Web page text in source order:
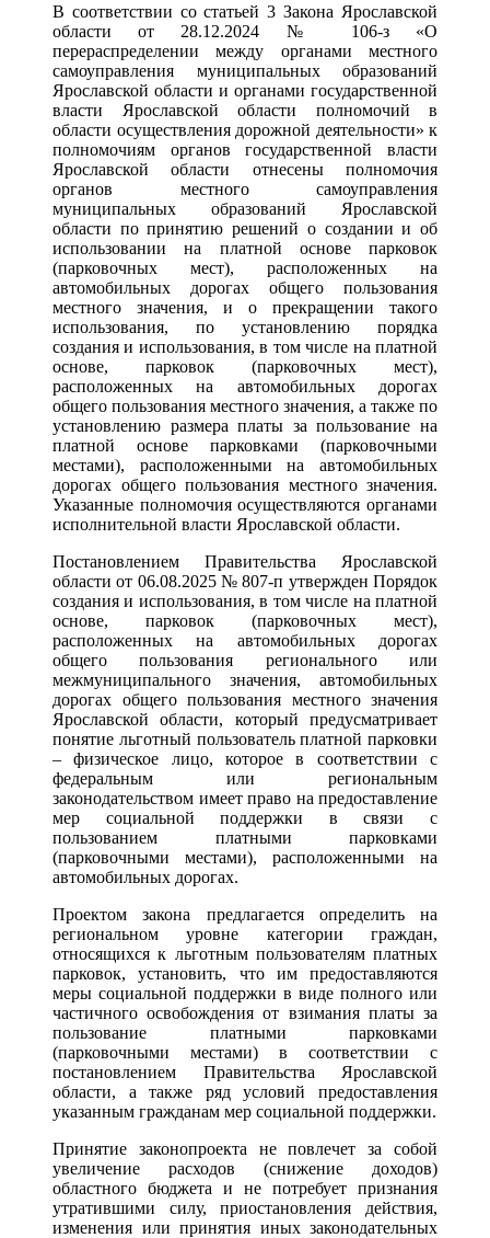
В соответствии со статьей 3 Закона Ярославской
области от 28.12.2024 № 106-з «О
перераспределении между органами местного
самоуправления муниципальных образований
Ярославской области и органами государственной
власти Ярославской области полномочий в
области осуществления дорожной деятельности» к
полномочиям органов государственной власти
Ярославской области отнесены полномочия
органов местного самоуправления
муниципальных образований Ярославской
области по принятию решений о создании и об
использовании на платной основе парковок
(парковочных мест), расположенных на
автомобильных дорогах общего пользования
местного значения, и о прекращении такого
использования, по установлению порядка
создания и использования, в том числе на платной
основе, парковок (парковочных мест),
расположенных на автомобильных дорогах
общего пользования местного значения, а также по
установлению размера платы за пользование на
платной основе парковками (парковочными
местами), расположенными на автомобильных
дорогах общего пользования местного значения.
Указанные полномочия осуществляются органами
исполнительной власти Ярославской области.
Постановлением Правительства Ярославской
области от 06.08.2025 № 807-п утвержден Порядок
создания и использования, в том числе на платной
основе, парковок (парковочных мест),
расположенных на автомобильных дорогах
общего пользования регионального или
межмуниципального значения, автомобильных
дорогах общего пользования местного значения
Ярославской области, который предусматривает
понятие льготный пользователь платной парковки
– физическое лицо, которое в соответствии с
федеральным или региональным
законодательством имеет право на предоставление
мер социальной поддержки в связи с
пользованием платными парковками
(парковочными местами), расположенными на
автомобильных дорогах.
Проектом закона предлагается определить на
региональном уровне категории граждан,
относящихся к льготным пользователям платных
парковок, установить, что им предоставляются
меры социальной поддержки в виде полного или
частичного освобождения от взимания платы за
пользование платными парковками
(парковочными местами) в соответствии с
постановлением Правительства Ярославской
области, а также ряд условий предоставления
указанным гражданам мер социальной поддержки.
Принятие законопроекта не повлечет за собой
увеличение расходов (снижение доходов)
областного бюджета и не потребует признания
утратившими силу, приостановления действия,
изменения или принятия иных законодательных